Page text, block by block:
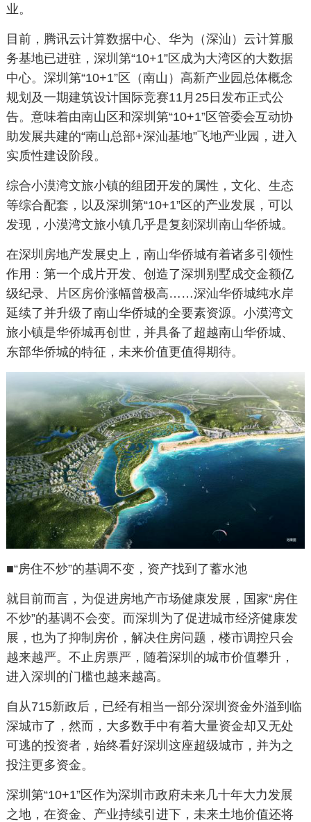
业。
目前，腾讯云计算数据中心、华为（深汕）云计算服
务基地已进驻，深圳第“10+1”区成为大湾区的大数据
中心。深圳第“10+1”区（南山）高新产业园总体概念
规划及一期建筑设计国际竞赛11月25日发布正式公
告。意味着由南山区和深圳第“10+1”区管委会互动协
助发展共建的“南山总部+深汕基地”飞地产业园，进入
实质性建设阶段。
综合小漠湾文旅小镇的组团开发的属性，文化、生态
等综合配套，以及深圳第“10+1”区的产业发展，可以
发现，小漠湾文旅小镇几乎是复刻深圳南山华侨城。
在深圳房地产发展史上，南山华侨城有着诸多引领性
作用：第一个成片开发、创造了深圳别墅成交金额亿
级纪录、片区房价涨幅曾极高……深汕华侨城纯水岸
延续了并升级了南山华侨城的全要素资源。小漠湾文
旅小镇是华侨城再创世，并具备了超越南山华侨城、
东部华侨城的特征，未来价值更值得期待。
■“房住不炒”的基调不变，资产找到了蓄水池
就目前而言，为促进房地产市场健康发展，国家“房住
不炒”的基调不会变。而深圳为了促进城市经济健康发
展，也为了抑制房价，解决住房问题，楼市调控只会
越来越严。不止房票严，随着深圳的城市价值攀升，
进入深圳的门槛也越来越高。
自从715新政后，已经有相当一部分深圳资金外溢到临
深城市了，然而，大多数手中有着大量资金却又无处
可逃的投资者，始终看好深圳这座超级城市，并为之
投注更多资金。
深圳第“10+1”区作为深圳市政府未来几十年大力发展
之地，在资金、产业持续引进下，未来土地价值还将